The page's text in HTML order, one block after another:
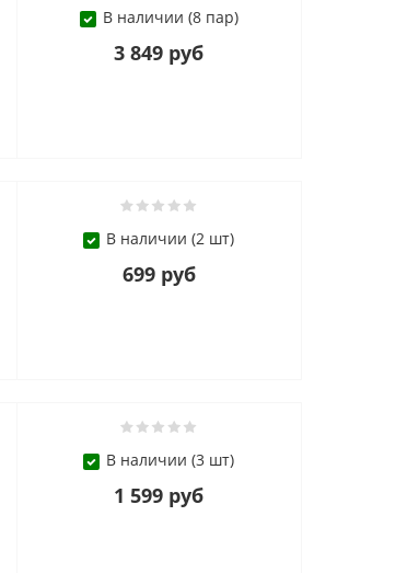
В наличии (8 пар)
3 849 руб
В наличии (2 шт)
699 руб
В наличии (3 шт)
1 599 руб